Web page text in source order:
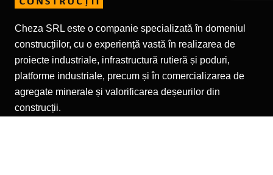
Cheza SRL este o companie specializată în domeniul
construcțiilor, cu o experiență vastă în realizarea de
proiecte industriale, infrastructură rutieră și poduri,
platforme industriale, precum și în comercializarea de
agregate minerale și valorificarea deșeurilor din
construcții.